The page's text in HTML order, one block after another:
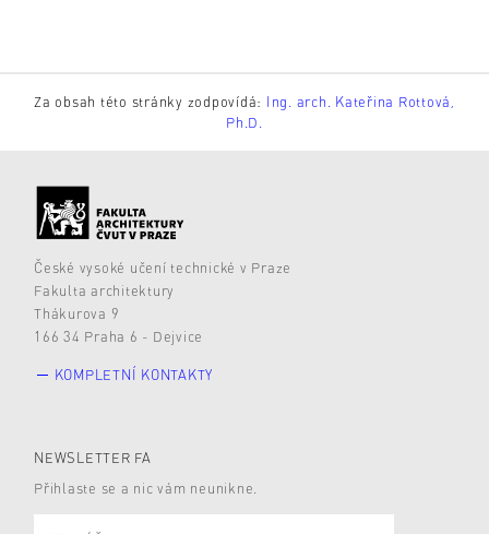
Za obsah této stránky zodpovídá: Ing. arch. Kateřina Rottová,
Ph.D.
České vysoké učení technické v Praze
Fakulta architektury
Thákurova 9
166 34 Praha 6 - Dejvice
KOMPLETNÍ KONTAKTY
NEWSLETTER FA
Přihlaste se a nic vám neunikne.